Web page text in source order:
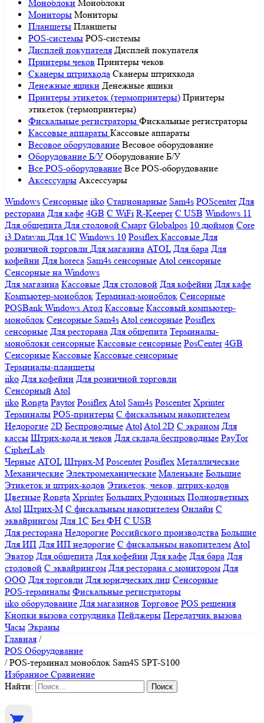
Моноблоки Моноблоки
Мониторы Мониторы
Планшеты Планшеты
POS-системы POS-системы
Дисплей покупателя Дисплей покупателя
Принтеры чеков Принтеры чеков
Сканеры штрихкода Сканеры штрихкода
Денежные ящики Денежные ящики
Принтеры этикеток (термопринтеры) Принтеры
этикеток (термопринтеры)
Фискальные регистраторы Фискальные регистраторы
Кассовые аппараты Кассовые аппараты
Весовое оборудование Весовое оборудование
Оборудование Б/У Оборудование Б/У
Все POS-оборудование Все POS-оборудование
Аксессуары Аксессуары
Windows Сенсорные iiko Стационарные Sam4s POScenter Для
ресторана Для кафе 4GB С WiFi R-Keeper С USB Windows 11
Для общепита Для столовой Смарт Globalpos 10 дюймов Core
i3 Datavan Для 1С Windows 10 Posiflex Кассовые Для
розничной торговли Для магазина ATOL Для бара Для
кофейни Для horeca Sam4s сенсорные Atol сенсорные
Сенсорные на Windows
Для магазина Кассовые Для столовой Для кофейни Для кафе
Компьютер-моноблок Терминал-моноблок Сенсорные
POSBank Windows Атол Кассовые Кассовый компьютер-
моноблок Сенсорные Sam4sAtol сенсорные Posiflex
сенсорные Для ресторана Для общепита Терминалы-
моноблоки сенсорные Кассовые сенсорные PosCenter 4GB
Сенсорные Кассовые Кассовые сенсорные
Терминалы-планшеты
iiko Для кофейни Для розничной торговли
Сенсорный Atol
iiko Rongta Paytor PosiflexAtol Sam4s Poscenter Xprinter
Терминалы POS-принтеры С фискальным накопителем
Недорогие 2D Беспроводные AtolAtol 2D С экраном Для
кассы Штрих-кода и чеков Для склада беспроводные PayTor
CipherLab
Черные ATOL Штрих-М Poscenter Posiflex Металлические
Механические Электромеханические Маленькие Большие
Этикеток и штрих-кодов Этикеток, чеков, штрих-кодов
Цветные Rongta Xprinter Больших Рулонных Полноцветных
Atol Штрих-М С фискальным накопителем Онлайн С
эквайрингом Для 1С Без ФН С USB
Для ресторана Недорогие Российского производства Большие
Для ИП Для ИП недорогие С фискальным накопителем Atol
Эватор Для общепита Для кофейни Для кафе Для бара Для
столовой С эквайрингом Для ресторана с монитором Для
ООО Для торговли Для юридческих лиц Сенсорные
POS-терминалы Фискальные регистраторы
iiko оборудование Для магазинов Торговое POS решения
Кнопки вызова сотрудника Пейджеры Передатчик вызова
Часы Экраны
Главная /
POS Оборудование
/POS-терминал моноблок Sam4S SPT-S100
Избранное Сравнение
Найти: